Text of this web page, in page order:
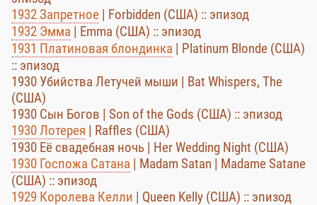
1932 Запретное | Forbidden (США) :: эпизод
1932 Эмма | Emma (США) :: эпизод
1931 Платиновая блондинка | Platinum Blonde (США)
:: эпизод
1930 Убийства Летучей мыши | Bat Whispers, The
(США)
1930 Сын Богов | Son of the Gods (США) :: эпизод
1930 Лотерея | Raffles (США)
1930 Её свадебная ночь | Her Wedding Night (США)
1930 Госпожа Сатана | Madam Satan | Madame Satane
(США) :: эпизод
1929 Королева Келли | Queen Kelly (США) :: эпизод